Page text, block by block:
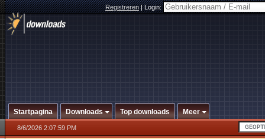
Registreren|Login:
Startpagina Downloads Top downloads Meer
8/6/2026 2:07:59 PM